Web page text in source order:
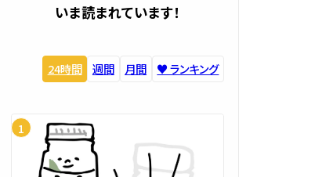
いま読まれています！
24時間 週間 月間 ♥️ ランキング